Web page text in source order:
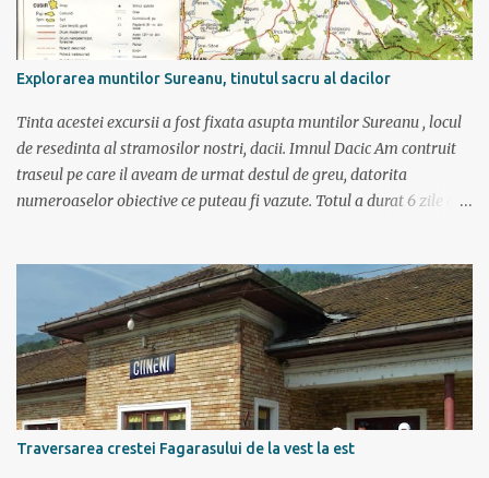
Explorarea muntilor Sureanu, tinutul sacru al dacilor
Tinta acestei excursii a fost fixata asupta muntilor Sureanu , locul
de resedinta al stramosilor nostri, dacii. Imnul Dacic Am contruit
traseul pe care il aveam de urmat destul de greu, datorita
numeroaselor obiective ce puteau fi vazute. Totul a durat 6 zile ca
plecam decat cu masina dacilor, ce-i drept restilizata si
imbunatatita, denumita acum Dacia Logan. Ne-am inarmat cu 3-4
harti si cu un plan bine documentat de vreo 15 pagini (cine il vrea
sa ridice mana sus). Am inghesuit cu greu rucsacii, corturile, sacii
de dormit si mancarea in masina.
Traversarea crestei Fagarasului de la vest la est